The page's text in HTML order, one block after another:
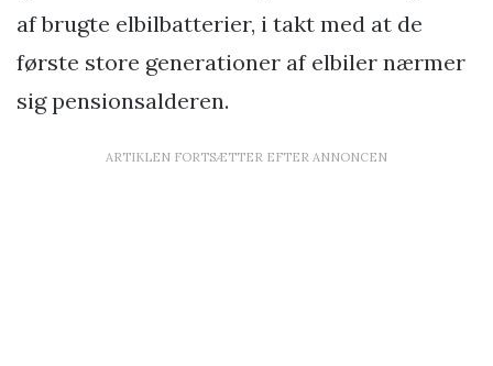
af brugte elbilbatterier, i takt med at de
første store generationer af elbiler nærmer
sig pensionsalderen.
ARTIKLEN FORTSÆTTER EFTER ANNONCEN